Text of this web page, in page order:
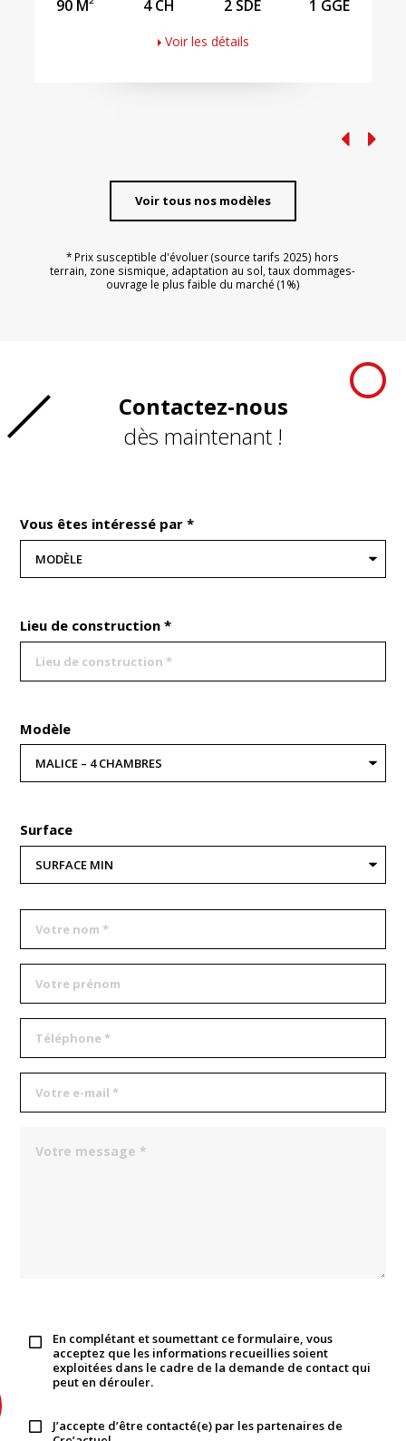
90 M 4 CH 2 SDE 1 GGE
Voir les détails
Voir tous nos modèles
* Prix susceptible d'évoluer (source tarifs 2025) hors
terrain, zone sismique, adaptation au sol, taux dommages-
ouvrage le plus faible du marché (1%)
Contactez-nous
dès maintenant !
Vous êtes intéressé par *
Lieu de construction *
Modèle
Surface
En complétant et soumettant ce formulaire, vous
acceptez que les informations recueillies soient
exploitées dans le cadre de la demande de contact qui
peut en dérouler.
J’accepte d’être contacté(e) par les partenaires de